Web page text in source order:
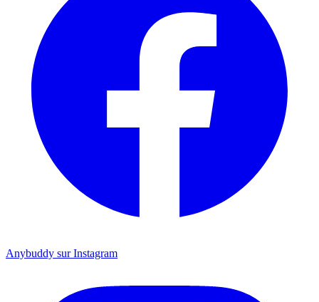
Anybuddy sur Instagram